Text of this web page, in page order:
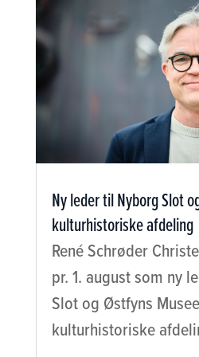
Ny leder til Nyborg Slot
kulturhistoriske afdeling
René Schrøder
pr. 1. august som ny
Slot og Østfyns
kulturhistoriske